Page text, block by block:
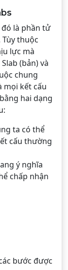
là phần tử
thuộc
lực mà
(bản) và
chung
mọi kết cấu
hai dạng
ta có thể
cấu thường
ý nghĩa
chấp nhận
bước được